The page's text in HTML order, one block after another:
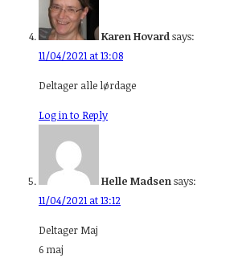
Karen Hovardsays:
11/04/2021 at 13:08
Deltager alle lørdage
Log in to Reply
Helle Madsensays:
11/04/2021 at 13:12
Deltager Maj
6 maj